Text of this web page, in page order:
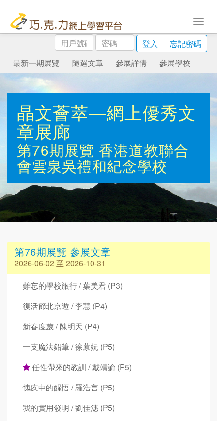
用
戶
號
碼
密
碼
登入
忘記密碼
最新一期展覽
隨選文章 參展詳情 參展學校
晶文薈萃—網上優秀文
章展廊
第76期展覽 香港道教聯合
會雲泉吳禮和紀念學校
第76期展覽 參展文章
2026-06-02 至 2026-10-31
難忘的學校旅行 / 葉美君 (P3)
復活節北京遊 / 李慧 (P4)
新春度歲 / 陳明天 (P4)
一支魔法鉛筆 / 徐蒝妧 (P5)
任性帶來的教訓 / 戴靖諭 (P5)
愧疚中的醒悟 / 羅浩言 (P5)
我的實用發明 / 劉佳潓 (P5)